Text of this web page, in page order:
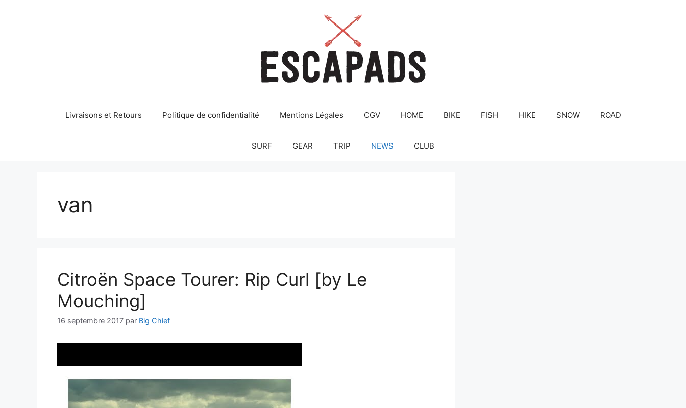
Livraisons et Retours Politique de confidentialité Mentions Légales CGV HOME BIKE FISH HIKE SNOW ROAD
SURF GEAR TRIP NEWS CLUB
van
Citroën Space Tourer: Rip Curl [by Le
Mouching]
16 septembre 2017 par Big Chief